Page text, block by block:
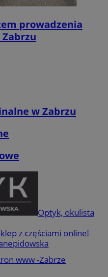
prowadzenia
Zabrzu
w Zabrzu
Optyk, okulista
z częściami online!
www -Zabrze